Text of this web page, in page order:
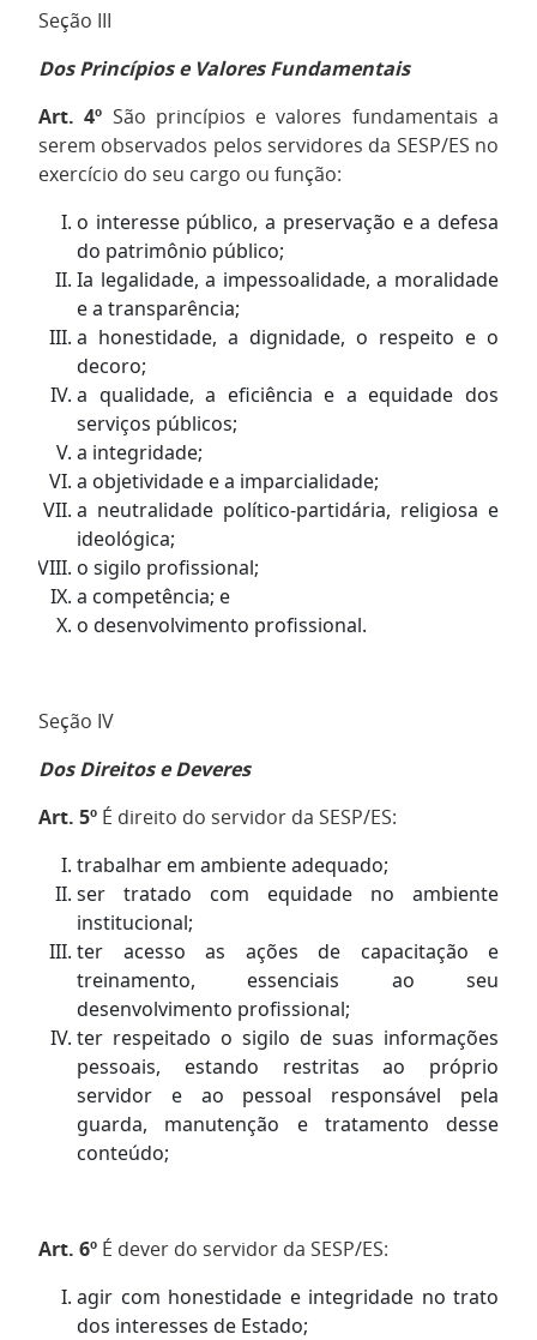
Seção III
Dos Princípios e Valores Fundamentais
Art. 4º São princípios e valores fundamentais a
serem observados pelos servidores da SESP/ES no
exercício do seu cargo ou função:
o interesse público, a preservação e a defesa
do patrimônio público;
Ia legalidade, a impessoalidade, a moralidade
e a transparência;
a honestidade, a dignidade, o respeito e o
decoro;
a qualidade, a eficiência e a equidade dos
serviços públicos;
a integridade;
a objetividade e a imparcialidade;
a neutralidade político-partidária, religiosa e
ideológica;
o sigilo profissional;
a competência; e
o desenvolvimento profissional.
Seção IV
Dos Direitos e Deveres
Art. 5º É direito do servidor da SESP/ES:
trabalhar em ambiente adequado;
ser tratado com equidade no ambiente
institucional;
ter acesso as ações de capacitação e
treinamento, essenciais ao seu
desenvolvimento profissional;
ter respeitado o sigilo de suas informações
pessoais, estando restritas ao próprio
servidor e ao pessoal responsável pela
guarda, manutenção e tratamento desse
conteúdo;
Art. 6º É dever do servidor da SESP/ES:
agir com honestidade e integridade no trato
dos interesses de Estado;